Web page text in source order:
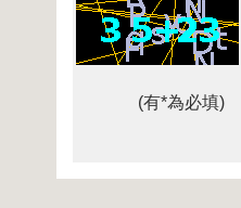
(有*為必填)